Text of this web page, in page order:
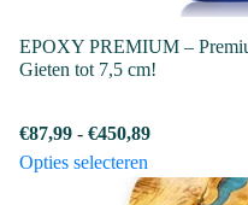
EPOXY PREMIUM –
Gieten tot 7,5 cm!
€87,99 - €450,89Prijsklasse:
tot
Opties selecteren
product